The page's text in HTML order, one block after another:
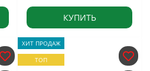
КУПИТЬ
ХИТ ПРОДАЖ
ТОП